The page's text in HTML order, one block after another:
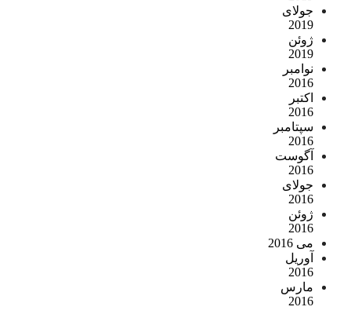
جولای
2019
ژوئن
2019
نوامبر
2016
اکتبر
2016
سپتامبر
2016
آگوست
2016
جولای
2016
ژوئن
2016
می 2016
آوریل
2016
مارس
2016